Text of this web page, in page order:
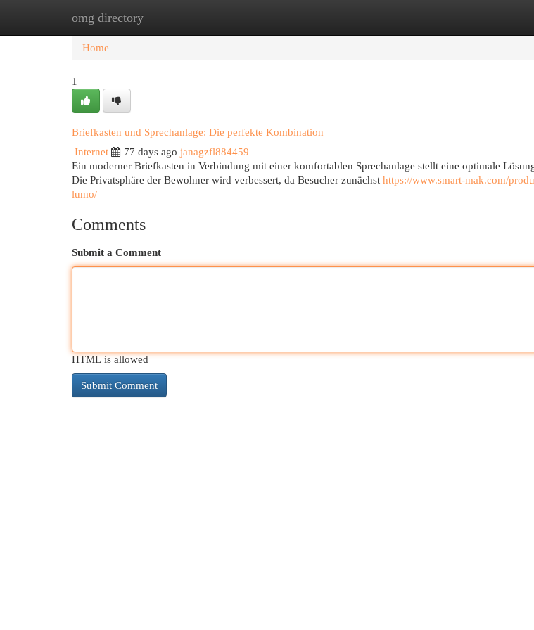
omg directory
Home New Site Listings
Home
1
Briefkasten und Sprechanlage: Die perfekte Kombination
Internet
77 days ago janagzfl884459
Ein moderner Briefkasten in Verbindung mit einer komfortablen Sprechanlage stellt eine optimale
Die Privatsphäre der Bewohner wird verbessert, da Besucher zunächst https://www.smart-mak.com/
lumo/
Comments
Submit a Comment
HTML is allowed